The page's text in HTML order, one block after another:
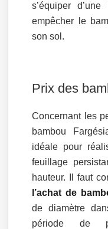
s’équiper
empêcher le
son sol.
Prix des
Concernant les
bambou
idéale pour
feuillage
hauteur. Il faut
l’achat de
de diamètre
période de